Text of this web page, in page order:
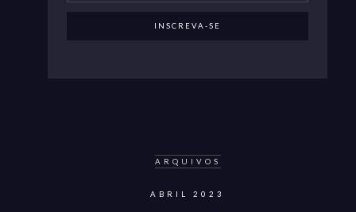
ARQUIVOS
ABRIL 2023